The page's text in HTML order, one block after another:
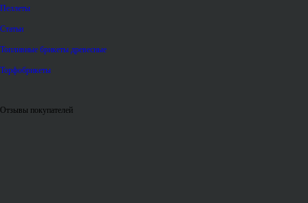
Пеллеты
Статьи
Топливные брикеты древесные
Торфобрикеты
Отзывы покупателей